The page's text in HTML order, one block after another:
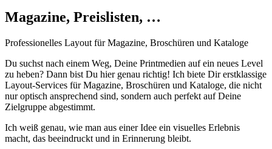
Magazine, Preislisten, …
Professionelles Layout für Magazine, Broschüren und Kataloge
Du suchst nach einem Weg, Deine Printmedien auf ein neues Level
zu heben? Dann bist Du hier genau richtig! Ich biete Dir erstklassige
Layout-Services für Magazine, Broschüren und Kataloge, die nicht
nur optisch ansprechend sind, sondern auch perfekt auf Deine
Zielgruppe abgestimmt.
Ich weiß genau, wie man aus einer Idee ein visuelles Erlebnis
macht, das beeindruckt und in Erinnerung bleibt.